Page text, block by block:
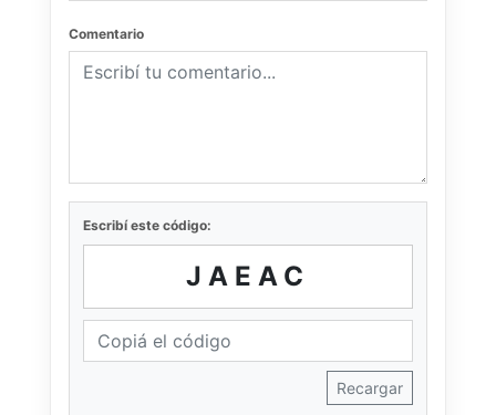
Comentario
Escribí este código:
JAEAC
Recargar